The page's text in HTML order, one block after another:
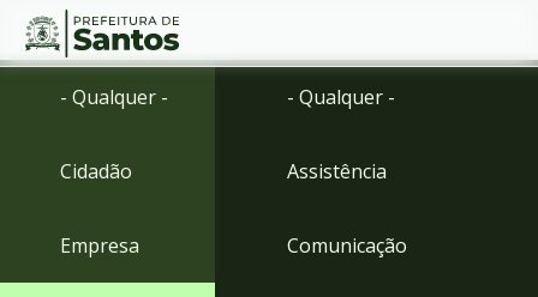
Ir
menu
Conteúdo
- Qualquer -
Cidadão
Empresa
- Qualquer -
Assistência
Comunicação